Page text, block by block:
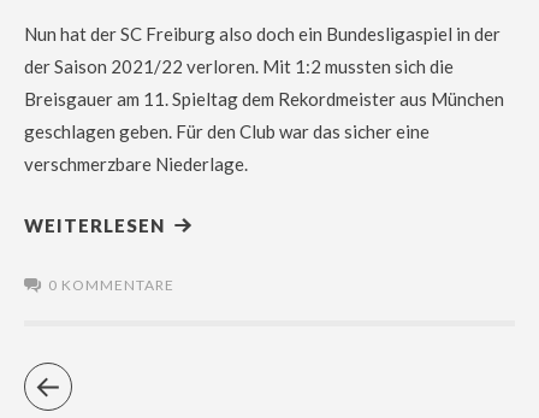
Nun hat der SC Freiburg also doch ein Bundesligaspiel in der
der Saison 2021/22 verloren. Mit 1:2 mussten sich die
Breisgauer am 11. Spieltag dem Rekordmeister aus München
geschlagen geben. Für den Club war das sicher eine
verschmerzbare Niederlage.
WEITERLESEN
0 KOMMENTARE